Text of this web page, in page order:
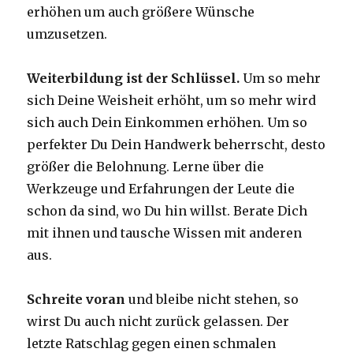
erhöhen um auch größere Wünsche
umzusetzen.
Weiterbildung ist der Schlüssel. Um so mehr
sich Deine Weisheit erhöht, um so mehr wird
sich auch Dein Einkommen erhöhen. Um so
perfekter Du Dein Handwerk beherrscht, desto
größer die Belohnung. Lerne über die
Werkzeuge und Erfahrungen der Leute die
schon da sind, wo Du hin willst. Berate Dich
mit ihnen und tausche Wissen mit anderen
aus.
Schreite voran und bleibe nicht stehen, so
wirst Du auch nicht zurück gelassen. Der
letzte Ratschlag gegen einen schmalen